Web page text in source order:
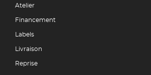
Atelier
Financement
Labels
Livraison
Reprise